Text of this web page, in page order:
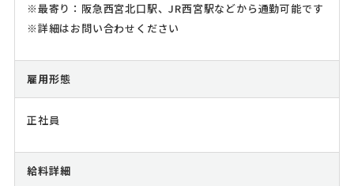
※最寄り：阪急西宮北口駅、JR西宮駅などから通勤可能です
※詳細はお問い合わせください
雇用形態
正社員
給料詳細